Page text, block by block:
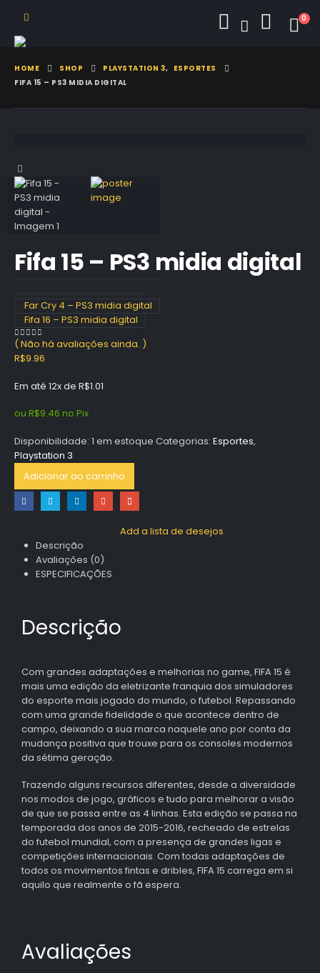
0
HOME SHOP PLAYSTATION 3, ESPORTES
FIFA 15 – PS3 MIDIA DIGITAL
Fifa 15 – PS3 midia digital
Far Cry 4 – PS3 midia digital
Fifa 16 – PS3 midia digital
0 out of 5
( Não há avaliações ainda. )
R$9.96
Em até 12x de R$1.01
ou R$9.46 no Pix
Disponibilidade: 1 em estoque Categorias: Esportes,
Playstation 3
Adicionar ao carrinho
Add a lista de desejos
Descrição
Avaliações (0)
ESPECIFICAÇÕES
Descrição
Com grandes adaptações e melhorias no game, FIFA 15 é
mais uma edição da eletrizante franquia dos simuladores
do esporte mais jogado do mundo, o futebol. Repassando
com uma grande fidelidade o que acontece dentro de
campo, deixando a sua marca naquele ano por conta da
mudança positiva que trouxe para os consoles modernos
da sétima geração.
Trazendo alguns recursos diferentes, desde a diversidade
nos modos de jogo, gráficos e tudo para melhorar a visão
de que se passa entre as 4 linhas. Esta edição se passa na
temporada dos anos de 2015-2016, recheado de estrelas
do futebol mundial, com a presença de grandes ligas e
competições internacionais. Com todas adaptações de
todos os movimentos fintas e dribles, FIFA 15 carrega em si
aquilo que realmente o fã espera.
Avaliações